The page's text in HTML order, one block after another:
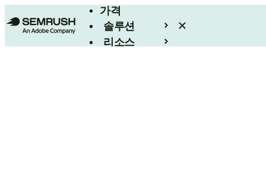
가격
솔루션
리소스